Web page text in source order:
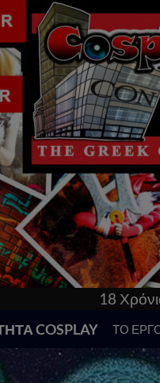
Cosplay στην Ελλάδα!
COSPLAY ΤΟ